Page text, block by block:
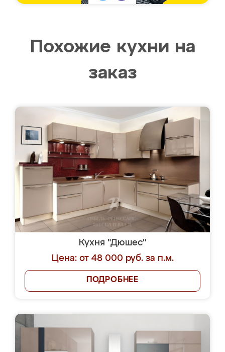
Похожие кухни на
заказ
Кухня "Дюшес"
Цена: от 48 000 руб. за п.м.
ПОДРОБНЕЕ